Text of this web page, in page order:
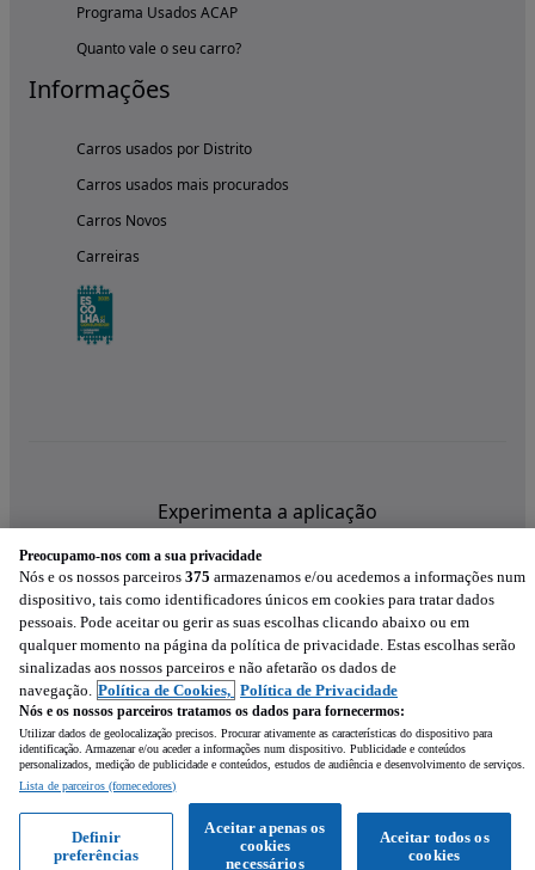
Ligar WhatsApp
Programa Usados ACAP
Quanto vale o seu carro?
Informações
Carros usados por Distrito
Carros usados mais procurados
Carros Novos
Carreiras
Experimenta a aplicação
Preocupamo-nos com a sua privacidade
Nós e os nossos parceiros 375 armazenamos e/ou acedemos a informações num
dispositivo, tais como identificadores únicos em cookies para tratar dados
pessoais. Pode aceitar ou gerir as suas escolhas clicando abaixo ou em
qualquer momento na página da política de privacidade. Estas escolhas serão
sinalizadas aos nossos parceiros e não afetarão os dados de
navegação. Política de Cookies, Política de Privacidade
Nós e os nossos parceiros tratamos os dados para fornecermos:
Utilizar dados de geolocalização precisos. Procurar ativamente as características do dispositivo para
identificação. Armazenar e/ou aceder a informações num dispositivo. Publicidade e conteúdos
personalizados, medição de publicidade e conteúdos, estudos de audiência e desenvolvimento de serviços.
Lista de parceiros (fornecedores)
Aceitar todos os
cookies
Aceitar apenas os
cookies
necessários
Definir
preferências